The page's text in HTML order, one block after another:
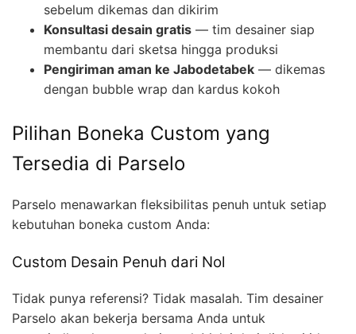
sebelum dikemas dan dikirim
Konsultasi desain gratis — tim desainer siap
membantu dari sketsa hingga produksi
Pengiriman aman ke Jabodetabek — dikemas
dengan bubble wrap dan kardus kokoh
Pilihan Boneka Custom yang
Tersedia di Parselo
Parselo menawarkan fleksibilitas penuh untuk setiap
kebutuhan boneka custom Anda:
Custom Desain Penuh dari Nol
Tidak punya referensi? Tidak masalah. Tim desainer
Parselo akan bekerja bersama Anda untuk